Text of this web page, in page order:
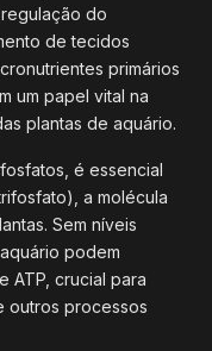
do
de tecidos
primários
um papel vital na
plantas de aquário.
é essencial
a molécula
Sem níveis
podem
ATP, crucial para
outros processos